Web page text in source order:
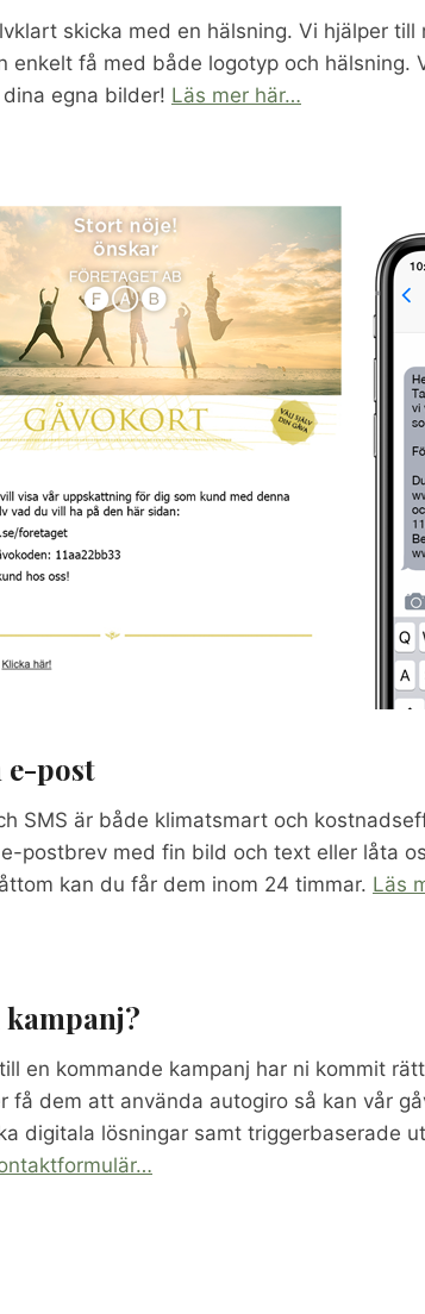
skicka med en hälsning. Vi hjälper till
få med både logotyp och hälsning.
egna bilder! Läs mer här…
e-post
SMS är både klimatsmart och
postbrev med fin bild och text eller låta
kan du får dem inom 24 timmar. Läs
en kommande kampanj har ni kommit
få dem att använda autogiro så kan vår
digitala lösningar samt triggerbaserade